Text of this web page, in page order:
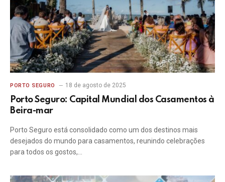
PORTO SEGURO 18 de agosto de 2025
Porto Seguro: Capital Mundial dos Casamentos à
Beira-mar
Porto Seguro está consolidado como um dos destinos mais
desejados do mundo para casamentos, reunindo celebrações
para todos os gostos,…